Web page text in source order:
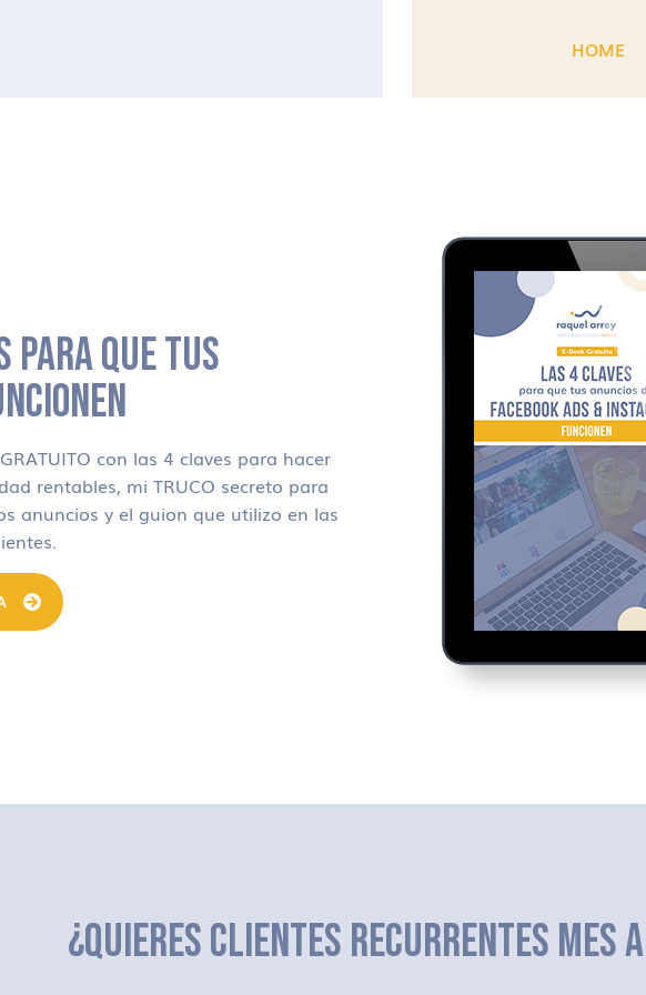
HOME
PARA QUE TUS
con las 4 claves para hacer
rentables, mi TRUCO secreto para
anuncios y el guion que utilizo en las
¿QUIERES CLIENTES RECURRENTES MES